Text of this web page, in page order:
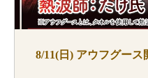
8/11(日) アウフグース